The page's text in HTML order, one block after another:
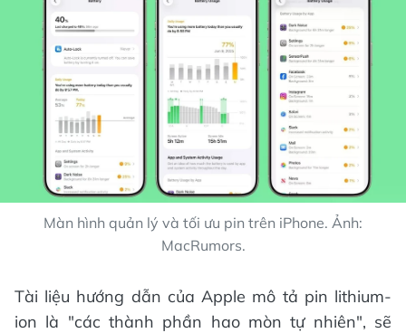
Màn hình quản lý và tối ưu pin trên iPhone. Ảnh:
MacRumors.
Tài liệu hướng dẫn của Apple mô tả pin lithium-
ion là "các thành phần hao mòn tự nhiên", sẽ